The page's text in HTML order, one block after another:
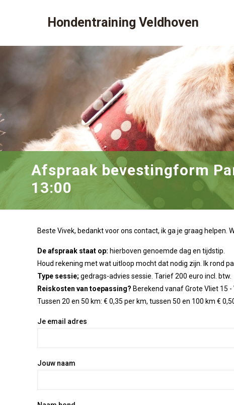
Hondentraining Veldhoven
Afspraak bevestingform
13:00
Beste Vivek, bedankt voor ons contact, ik ga je graag
De afspraak staat op: hierboven genoemde dag en tijdstip.
Houd rekening met wat uitloop mocht dat nodig zijn. Ik rond
Type sessie; gedrags-advies sessie. Tarief 200 euro incl. btw.
Reiskosten van toepassing? Berekend vanaf Grote Vliet 15
Tussen 20 en 50 km: € 0,35 per km, tussen 50 en 100 km €
Je email adres
Jouw naam